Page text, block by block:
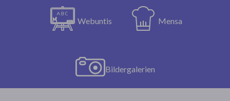
Webuntis Mensa
Bildergalerien